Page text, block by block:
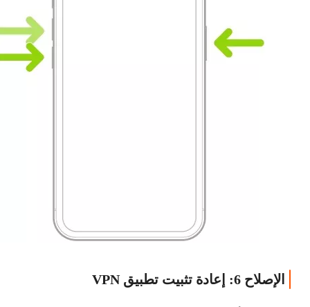
الإصلاح 6: إعادة تثبيت تطبيق VPN